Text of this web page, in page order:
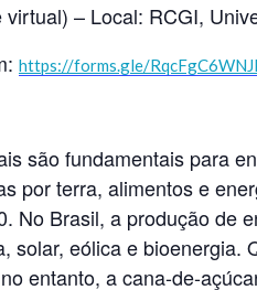
– Local: RCGI,
https://forms.gle/
são fundamentais para
por terra, alimentos e
No Brasil, a produção de
solar, eólica e
entanto, a cana-de-